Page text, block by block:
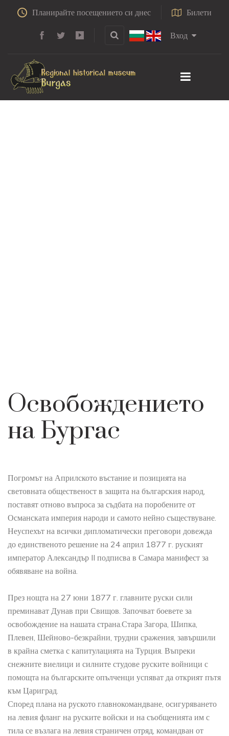
Планирайте посещението си днес Билети
Вход
Освобождението
на Бургас
Погромът на Априлското въстание и позицията на
световната общественост в защита на българския народ,
поставят отново въпроса за съдбата на поробените от
Османската империя народи и самото нейно съществуване.
Неуспехът на всички дипломатически преговори довежда
до единственото решение на 24 април 1877 г. руският
император Александър II подписва в Самара манифест за
обявяване на война.
През нощта на 27 юни 1877 г. главните руски сили
преминават Дунав при Свищов. Започват боевете за
освобождение на нашата страна.Стара Загора, Шипка,
Плевен, Шейново-безкрайни, трудни сражения, завършили
в крайна сметка с капитулацията на Турция. Въпреки
снежните виелици и силните студове руските войници с
помощта на българските опълченци успяват да открият пътя
към Цариград.
Според плана на руското главнокомандване, осигуряването
на левия фланг на руските войски и на съобщенията им с
тила се възлага на левия страничен отряд, командван от